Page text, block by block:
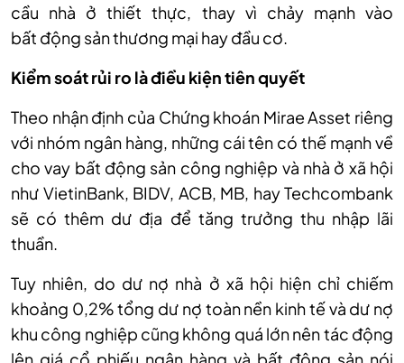
cầu nhà ở thiết thực, thay vì chảy mạnh vào
bất động sảnthương mại hay đầu cơ.
Kiểm soát rủi ro là điều kiện tiên quyết
Theo nhận định của Chứng khoán Mirae Asset riêng
với nhóm ngân hàng, những cái tên có thế mạnh về
cho vay bất động sản công nghiệp và nhà ở xã hội
như VietinBank, BIDV, ACB, MB, hay Techcombank
sẽ có thêm dư địa để tăng trưởng thu nhập lãi
thuần.
Tuy nhiên, do dư nợ nhà ở xã hội hiện chỉ chiếm
khoảng 0,2% tổng dư nợ toàn nền kinh tế và dư nợ
khu công nghiệp cũng không quá lớn nên tác động
lên giá cổ phiếu ngân hàng và bất động sản nói